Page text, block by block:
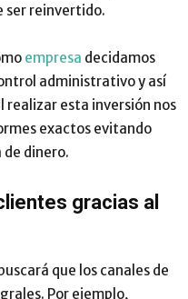
ser reinvertido.
empresa decidamos
administrativo y así
realizar esta inversión nos
exactos evitando
dinero.
gracias al
que los canales de
Por ejemplo,